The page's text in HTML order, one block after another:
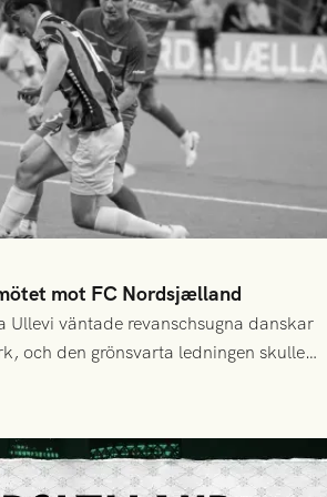
mot FC Nordsjælland
Ullevi väntade revanschsugna danskar
och den grönsvarta ledningen skulle
kvarten spelad. På lika mark visade
europaäventyret tog slut.